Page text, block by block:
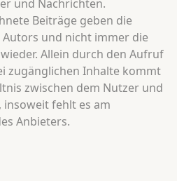
und Nachrichten.
Beiträge geben die
und nicht immer die
Allein durch den Aufruf
zugänglichen Inhalte kommt
zwischen dem Nutzer und
fehlt es am
Anbieters.